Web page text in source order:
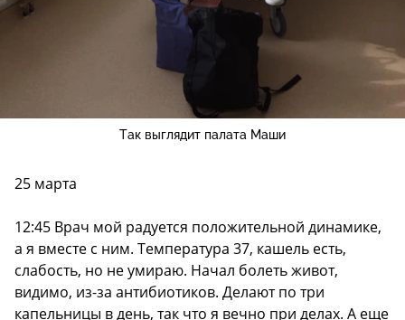
Так выглядит палата Маши
25 марта
12:45 Врач мой радуется положительной динамике,
а я вместе с ним. Температура 37, кашель есть,
слабость, но не умираю. Начал болеть живот,
видимо, из-за антибиотиков. Делают по три
капельницы в день, так что я вечно при делах. А еще